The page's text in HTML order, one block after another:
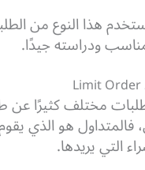
هذا النوع من
ودراسته جيدًا.
مختلف كثيرًا
فالمتداول هو الذي
التي يريدها.